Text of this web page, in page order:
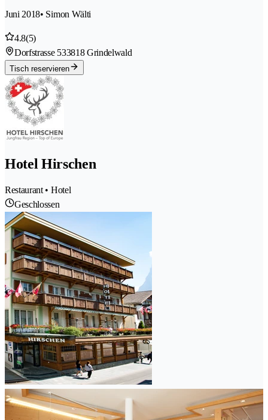
Juni 2018• Simon Wälti
4.8(5)
Dorfstrasse 533818 Grindelwald
Tisch reservieren
Hotel Hirschen
Restaurant • Hotel
Geschlossen